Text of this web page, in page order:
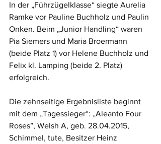
In der „Führzügelklasse“ siegte Aurelia
Ramke vor Pauline Buchholz und Paulin
Onken. Beim „Junior Handling“ waren
Pia Siemers und Maria Broermann
(beide Platz 1) vor Helene Buchholz und
Felix kl. Lamping (beide 2. Platz)
erfolgreich.
Die zehnseitige Ergebnisliste beginnt
mit dem „Tagessieger“: „Aleanto Four
Roses”, Welsh A, geb. 28.04.2015,
Schimmel, tute, Besitzer Heinz